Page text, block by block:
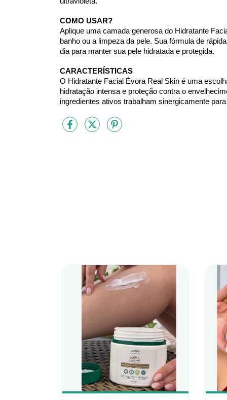
COMO USAR?
Aplique uma camada generosa do Hidratante
banho ou a limpeza da pele. Sua fórmula de
dia para manter sua pele hidratada e protegida.
CARACTERÍSTICAS
O Hidratante Facial Évora Real Skin é uma
hidratação intensa e proteção contra o
ingredientes ativos trabalham sinergicamente